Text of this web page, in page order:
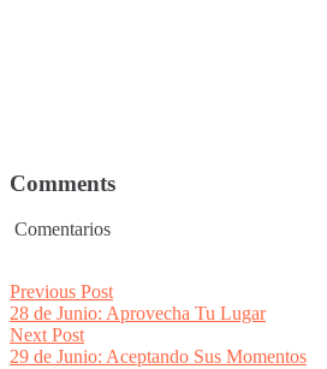
Comments
Comentarios
Post
navigation
Previous PostPrevious
post:
28 de Junio: Aprovecha Tu Lugar
Next PostNext
post:
29 de Junio: Aceptando Sus Momentos